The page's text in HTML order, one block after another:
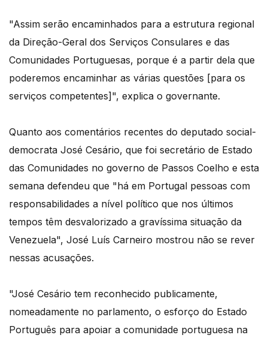
"Assim serão encaminhados para a estrutura regional
da Direção-Geral dos Serviços Consulares e das
Comunidades Portuguesas, porque é a partir dela que
poderemos encaminhar as várias questões [para os
serviços competentes]", explica o governante.
Quanto aos comentários recentes do deputado social-
democrata José Cesário, que foi secretário de Estado
das Comunidades no governo de Passos Coelho e esta
semana defendeu que "há em Portugal pessoas com
responsabilidades a nível político que nos últimos
tempos têm desvalorizado a gravíssima situação da
Venezuela", José Luís Carneiro mostrou não se rever
nessas acusações.
"José Cesário tem reconhecido publicamente,
nomeadamente no parlamento, o esforço do Estado
Português para apoiar a comunidade portuguesa na